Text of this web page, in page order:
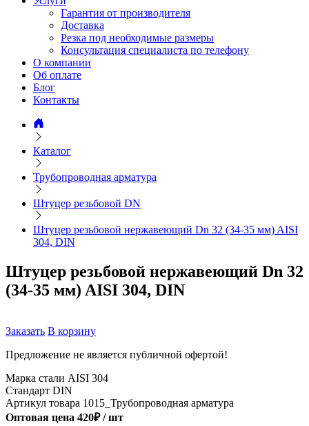
Гарантия от производителя
Доставка
Резка под необходимые размеры
Консультация специалиста по телефону
О компании
Об оплате
Блог
Контакты
Каталог
Трубопроводная арматура
Штуцер резьбовой DN
Штуцер резьбовой нержавеющий Dn 32 (34-35 мм) AISI
304, DIN
Штуцер резьбовой нержавеющий Dn 32
(34-35 мм) AISI 304, DIN
Заказать В корзину
Предложение не является публичной офертой!
Марка стали AISI 304
Стандарт DIN
Артикул товара 1015_Трубопроводная арматура
Оптовая цена 420₽ /шт